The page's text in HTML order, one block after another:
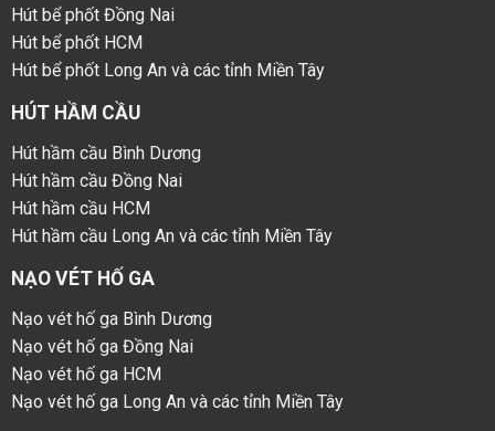
Hút bể phốt Đồng Nai
Hút bể phốt HCM
Hút bể phốt Long An và các tỉnh Miền Tây
HÚT HẦM CẦU
Hút hầm cầu Bình Dương
Hút hầm cầu Đồng Nai
Hút hầm cầu HCM
Hút hầm cầu Long An và các tỉnh Miền Tây
NẠO VÉT HỐ GA
Nạo vét hố ga Bình Dương
Nạo vét hố ga Đồng Nai
Nạo vét hố ga HCM
Nạo vét hố ga Long An và các tỉnh Miền Tây